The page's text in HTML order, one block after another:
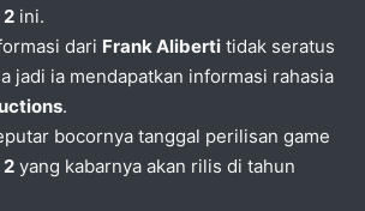
ini.
dari Frank Aliberti tidak seratus
jadi ia mendapatkan informasi rahasia
.
bocornya tanggal perilisan game
yang kabarnya akan rilis di tahun